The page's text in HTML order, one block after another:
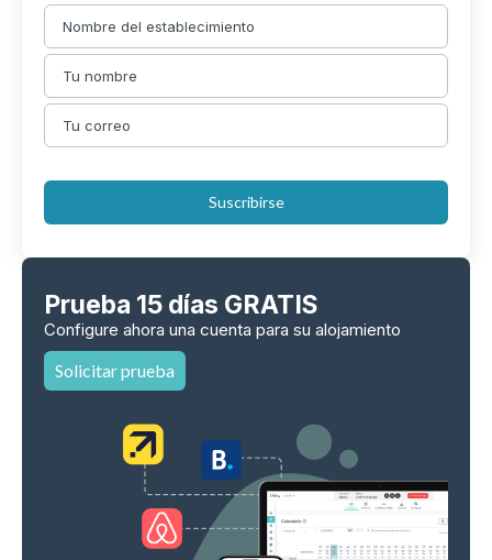
Suscribirse
Prueba 15 días GRATIS
Configure ahora una cuenta para su alojamiento
Solicitar prueba